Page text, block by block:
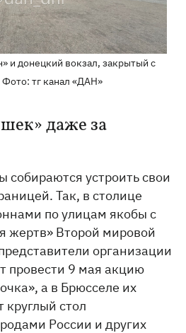
и донецкий вокзал, закрытый с
Фото: тг канал «ДАН»
даже за
собираются устроить свои
Так, в столице
по улицам якобы с
жертв» Второй мировой
организации
провести 9 мая акцию
а в Брюсселе их
круглый стол
России и других